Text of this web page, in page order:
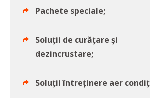
Pachete speciale;
Soluții de curățare și
dezincrustare;
Soluții întreținere aer